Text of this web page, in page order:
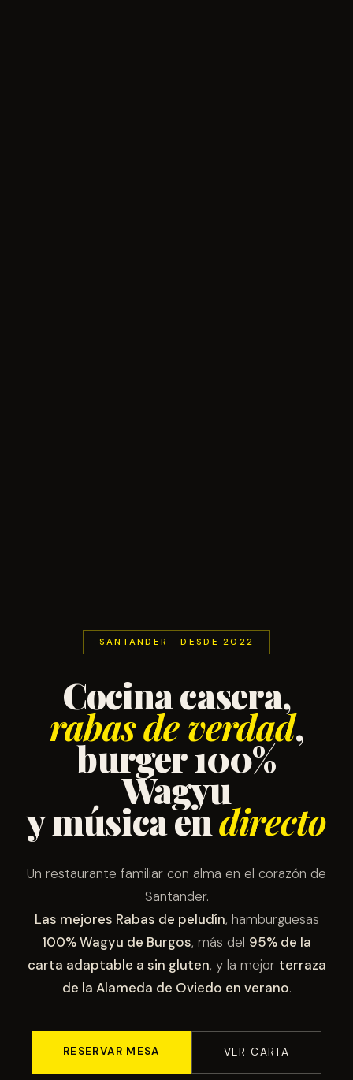
SANTANDER · DESDE 2022
Cocina casera,
rabas de verdad,
burger 100%
Wagyu
y música endirecto
Un restaurante familiar con alma en el corazón de
Santander.
Las mejores Rabas de peludín, hamburguesas
100% Wagyu de Burgos, más del 95% de la
carta adaptable a sin gluten, y la mejor terraza
de la Alameda de Oviedo en verano.
RESERVAR MESA VER CARTA